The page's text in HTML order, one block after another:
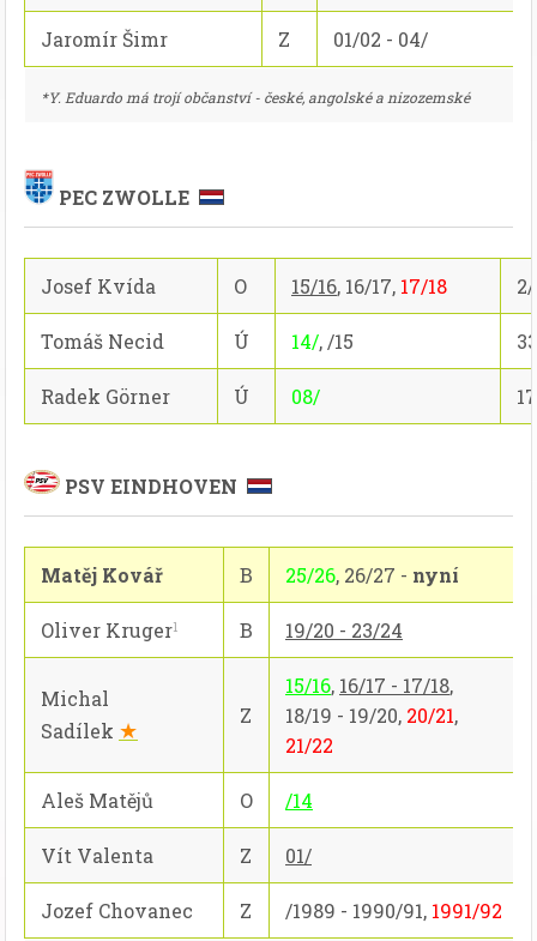
Jaromír Šimr Z 01/02 - 04/
*Y. Eduardo má trojí občanství - české, angolské a nizozemské
PEC ZWOLLE
Josef Kvída O 15/16, 16/17, 17/18
Tomáš Necid Ú 14/, /15
Radek Görner Ú 08/
PSV EINDHOVEN
Matěj Kovář B 25/26, 26/27 - nyní
Oliver Kruger1 B 19/20 - 23/24
Michal
Sadílek ★
Z
15/16, 16/17 - 17/18,
18/19 - 19/20, 20/21,
21/22
Aleš Matějů O /14
Vít Valenta Z 01/
Jozef Chovanec Z /1989 - 1990/91, 1991/92